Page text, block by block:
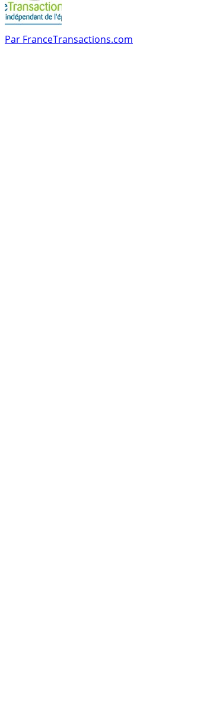
Par FranceTransactions.com